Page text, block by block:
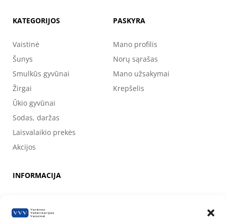
KATEGORIJOS
Vaistinė
Šunys
Smulkūs gyvūnai
Žirgai
Ūkio gyvūnai
Sodas, daržas
Laisvalaikio prekės
Akcijos
PASKYRA
Mano profilis
Norų sąrašas
Mano užsakymai
Krepšelis
INFORMACIJA
Kontaktai